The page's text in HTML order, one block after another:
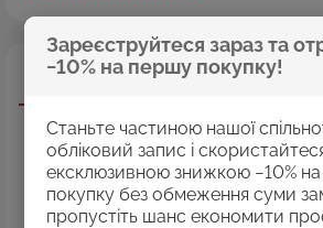
Зареєструйтеся зараз та
−10% на першу покупку!
Станьте частиною нашої
обліковий запис і
ексклюзивною знижкою −10%
покупку без обмеження суми
пропустіть шанс економити
Опис Характеристики
властивості, які роблять роботу
приємною.
Особливості:
• Вершкова консистенція забезпечує